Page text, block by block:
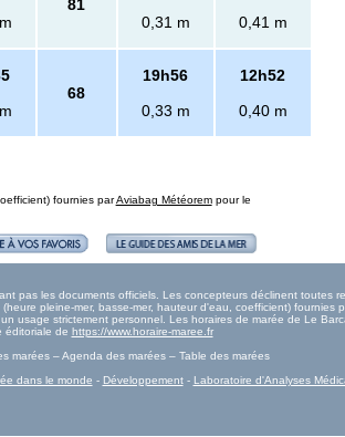
81
0,31 m
0,41 m
68
19h56
0,33 m
12h52
0,40 m
fournies parAviabag Météorempour le
pas les documents officiels. Les concepteurs déclinent toutes
pleine-mer, basse-mer, hauteur d'eau, coefficient) fournies
usage strictement personnel. Les horaires de marée de Le
éditoriale de https://www.horaire-maree.fr
marées – Agenda des marées – Table des marées
dans le monde - Développement- Laboratoire d'Analyses